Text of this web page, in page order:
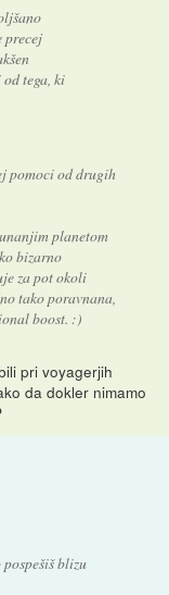
precej
tega, ki
pomoci od drugih
planetom
bizarno
za pot okoli
tako poravnana,
boost. :)
pri voyagerjih
da dokler nimamo
blizu